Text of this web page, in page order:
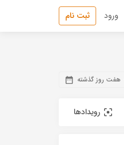
ورود ثبت نام
هفت روز گذشته
رویدادها